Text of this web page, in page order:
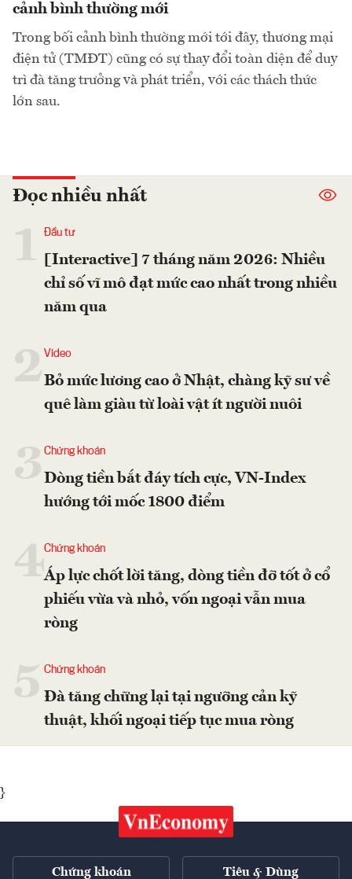
cảnh bình thường mới
Trong bối cảnh bình thường mới tới đây, thương mại
điện tử (TMĐT) cũng có sự thay đổi toàn diện để duy
trì đà tăng trưởng và phát triển, với các thách thức
lớn sau.
Đọc nhiều nhất
Đầu tư
[Interactive] 7 tháng năm 2026: Nhiều
chỉ số vĩ mô đạt mức cao nhất trong nhiều
năm qua
2Video
Bỏ mức lương cao ở Nhật, chàng kỹ sư về
quê làm giàu từ loài vật ít người nuôi
Chứng khoán
Dòng tiền bắt đáy tích cực, VN-Index
hướng tới mốc 1800 điểm
4Chứng khoán
Áp lực chốt lời tăng, dòng tiền đỡ tốt ở cổ
phiếu vừa và nhỏ, vốn ngoại vẫn mua
ròng
Chứng khoán
Đà tăng chững lại tại ngưỡng cản kỹ
thuật, khối ngoại tiếp tục mua ròng
}
Chứng khoán Tiêu & Dùng